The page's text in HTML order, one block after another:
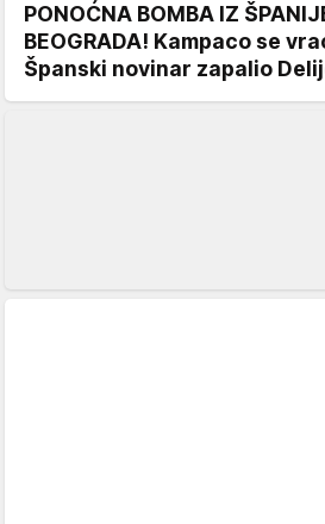
PONOĆNA BOMBA IZ
BEOGRADA! Kampaco se
Španski novinar zapalio